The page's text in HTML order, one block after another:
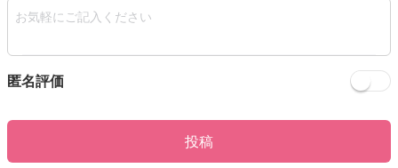
匿名評価
投稿